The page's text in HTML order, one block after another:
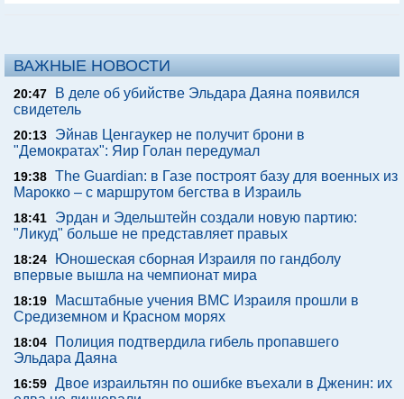
ВАЖНЫЕ НОВОСТИ
20:47
В деле об убийстве Эльдара Даяна появился
свидетель
20:13
Эйнав Ценгаукер не получит брони в
"Демократах": Яир Голан передумал
19:38 The Guardian: в Газе построят базу для военных из
Марокко – с маршрутом бегства в Израиль
18:41
Эрдан и Эдельштейн создали новую партию:
"Ликуд" больше не представляет правых
18:24
Юношеская сборная Израиля по гандболу
впервые вышла на чемпионат мира
18:19
Масштабные учения ВМС Израиля прошли в
Средиземном и Красном морях
18:04
Полиция подтвердила гибель пропавшего
Эльдара Даяна
16:59 Двое израильтян по ошибке въехали в Дженин: их